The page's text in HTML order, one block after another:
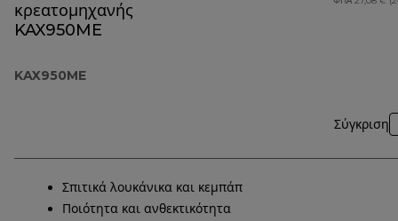
κρεατομηχανής
KAX950ME
KAX950ME
Σύγκριση
Σπιτικά λουκάνικα και κεμπάπ
Ποιότητα και ανθεκτικότητα